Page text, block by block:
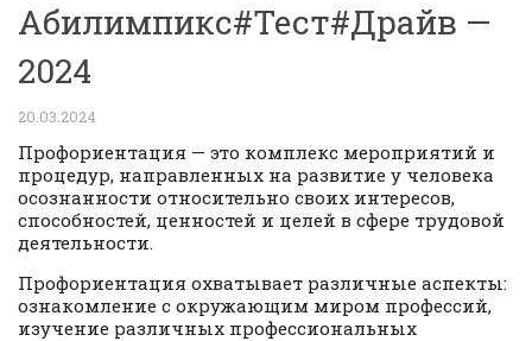
Абилимпикс#Тест#Драйв —
2024
20.03.2024
Профориентация — это комплекс мероприятий и
процедур, направленных на развитие у человека
осознанности относительно своих интересов,
способностей, ценностей и целей в сфере трудовой
деятельности.
Профориентация охватывает различные аспекты:
ознакомление с окружающим миром профессий,
изучение различных профессиональных